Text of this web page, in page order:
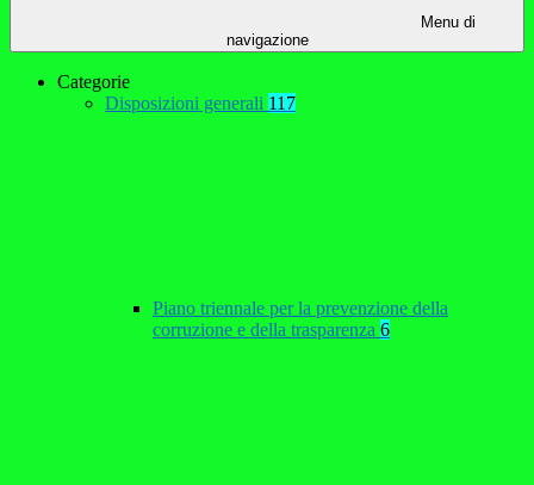
Menu di
navigazione
Categorie
Disposizioni generali 117
Piano triennale per la prevenzione della
corruzione e della trasparenza 6